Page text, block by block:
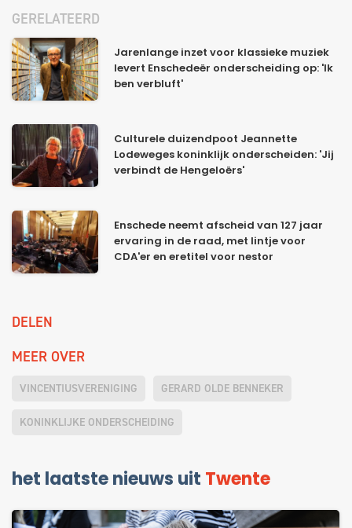
GERELATEERD
Jarenlange inzet voor klassieke muziek
levert Enschedeër onderscheiding op: 'Ik
ben verbluft'
Culturele duizendpoot Jeannette
Lodeweges koninklijk onderscheiden: 'Jij
verbindt de Hengeloërs'
Enschede neemt afscheid van 127 jaar
ervaring in de raad, met lintje voor
CDA'er en eretitel voor nestor
DELEN
MEER OVER
VINCENTIUSVERENIGING GERARD OLDE BENNEKER
KONINKLIJKE ONDERSCHEIDING
het laatste nieuws uit Twente